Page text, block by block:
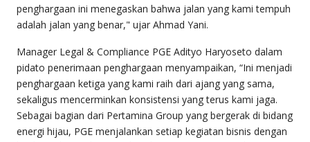
penghargaan ini menegaskan bahwa jalan yang kami tempuh
adalah jalan yang benar," ujar Ahmad Yani.
Manager Legal & Compliance PGE Adityo Haryoseto dalam
pidato penerimaan penghargaan menyampaikan, “Ini menjadi
penghargaan ketiga yang kami raih dari ajang yang sama,
sekaligus mencerminkan konsistensi yang terus kami jaga.
Sebagai bagian dari Pertamina Group yang bergerak di bidang
energi hijau, PGE menjalankan setiap kegiatan bisnis dengan